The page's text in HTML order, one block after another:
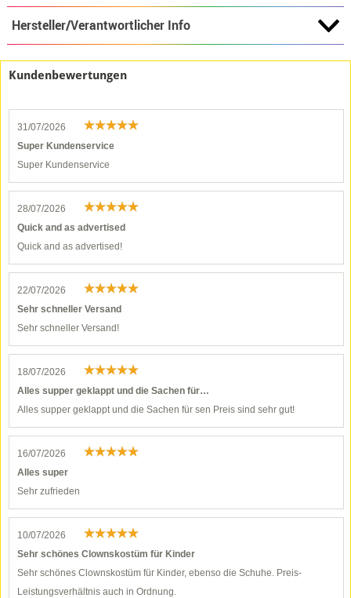
Hersteller/Verantwortlicher Info
Kundenbewertungen
31/07/2026
Super Kundenservice
Super Kundenservice
28/07/2026
Quick and as advertised
Quick and as advertised!
22/07/2026
Sehr schneller Versand
Sehr schneller Versand!
18/07/2026
Alles supper geklappt und die Sachen für…
Alles supper geklappt und die Sachen für sen Preis sind sehr gut!
16/07/2026
Alles super
Sehr zufrieden
10/07/2026
Sehr schönes Clownskostüm für Kinder
Sehr schönes Clownskostüm für Kinder, ebenso die Schuhe. Preis-
Leistungsverhältnis auch in Ordnung.